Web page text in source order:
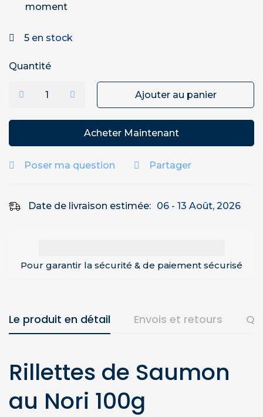
moment
5 en stock
Quantité
Ajouter au panier
Acheter Maintenant
Poser ma question Partager
Date de livraison estimée: 06 - 13 Août, 2026
Pour garantir la sécurité & de paiement sécurisé
Le produit en détail Envois et retours
Rillettes de Saumon
au Nori 100g